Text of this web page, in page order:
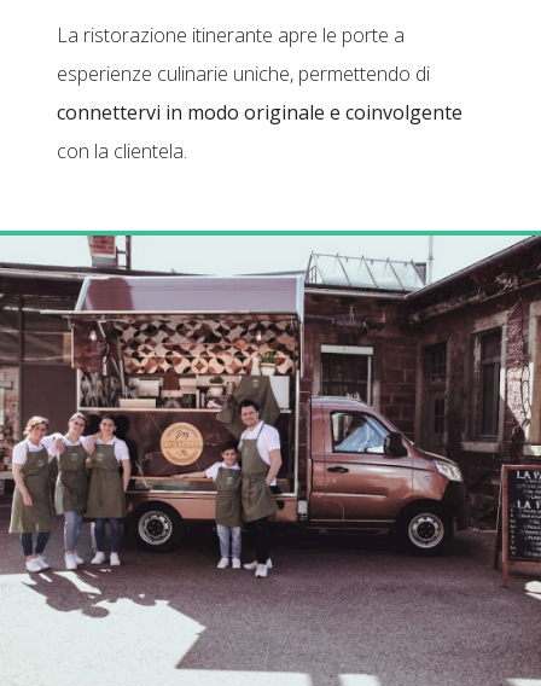
La ristorazione itinerante apre le porte a
esperienze culinarie uniche, permettendo di
connettervi in modo originale e coinvolgente
con la clientela.